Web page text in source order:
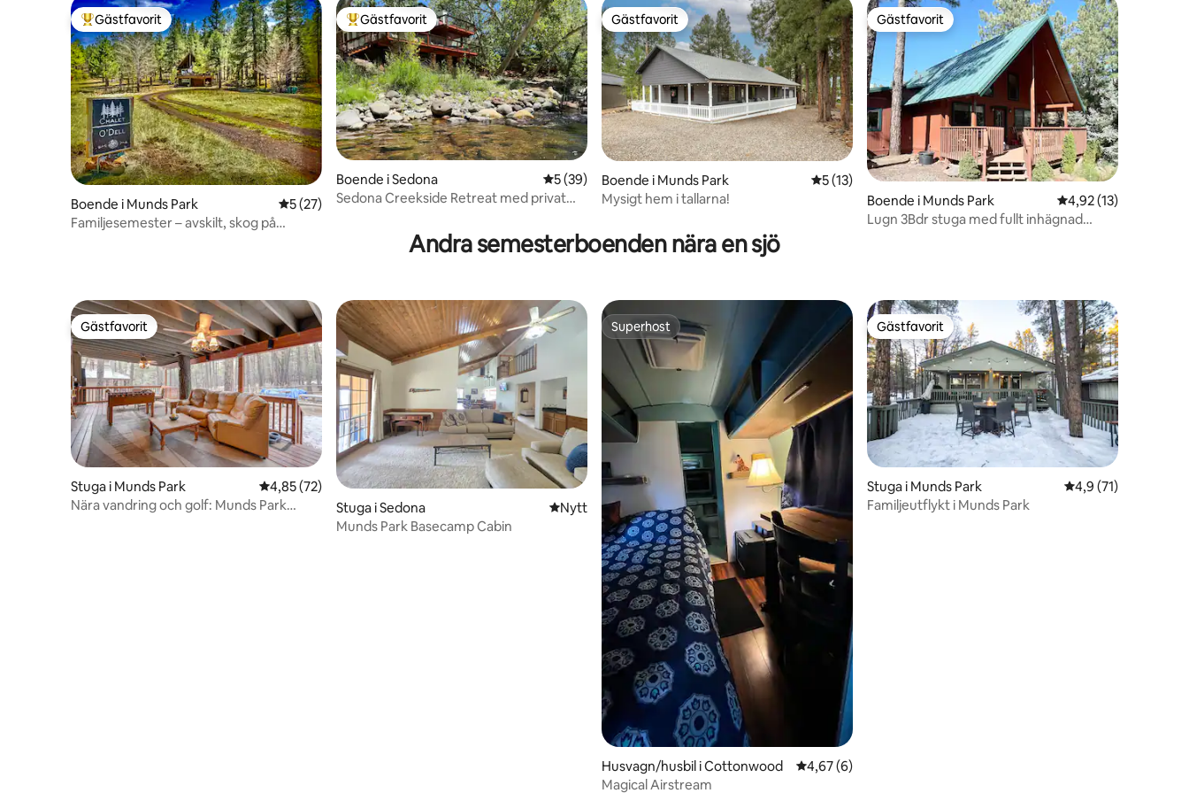
Populär gästfavorit
Gästfavorit
Boende i Munds Park 5 av 5 i genomsnittligt betyg, 27 omdömen
5 (27)
Familjesemester – avskilt, skog på
Populär gästfavorit
Gästfavorit
Boende i Sedona 5 av 5 i genomsnittligt betyg, 39 omdömen
5 (39)
Sedona Creekside Retreat med privat
Gästfavorit
Gästfavorit
Boende i Munds Park 5 av 5 i genomsnittligt betyg, 13 omdömen
5 (13)
Mysigt hem i tallarna!
Gästfavorit
Gästfavorit
Boende i Munds Park 4,92 av 5 i
4,92 (13)
Lugn 3Bdr stuga med fullt inhägnad
Andra semesterboenden nära en sjö
Gästfavorit
Gästfavorit
Stuga i Munds Park 4,85 av 5 i genomsnittligt betyg, 72 omdömen
4,85 (72)
Nära vandring och golf: Munds Park
Stuga i Sedona Nytt ställe att bo på
Nytt
Munds Park Basecamp Cabin
Superhost
Superhost
Husvagn/husbil i Cottonwood 4,67 av 5 i genomsnittligt betyg, 6 omdömen
4,67 (6)
Magical Airstream
Gästfavorit
Gästfavorit
Stuga i Munds Park 4,9 av 5 i
4,9 (71)
Familjeutflykt i Munds Park